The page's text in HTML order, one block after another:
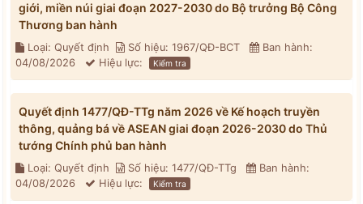
giới, miền núi giai đoạn 2027-2030 do Bộ trưởng Bộ Công
Thương ban hành
Loại: Quyết định Số hiệu: 1967/QĐ-BCT
Ban hành:
04/08/2026
Hiệu lực: Kiểm tra
Quyết định 1477/QĐ-TTg năm 2026 về Kế hoạch truyền
thông, quảng bá về ASEAN giai đoạn 2026-2030 do Thủ
tướng Chính phủ ban hành
Loại: Quyết định Số hiệu: 1477/QĐ-TTg
Ban hành:
04/08/2026
Hiệu lực: Kiểm tra